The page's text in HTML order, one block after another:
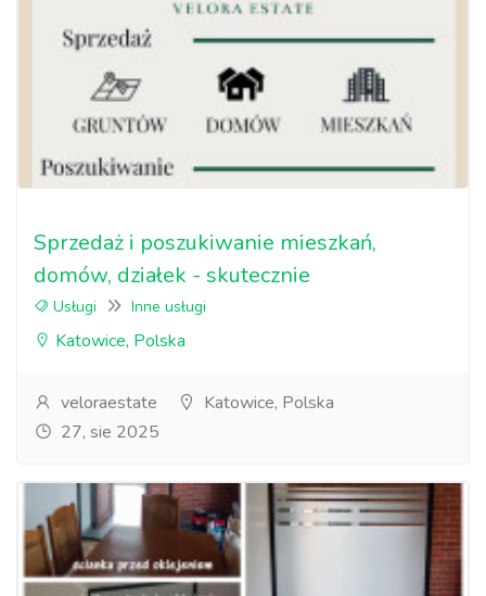
Sprzedaż i poszukiwanie mieszkań,
domów, działek - skutecznie
Usługi Inne usługi
Katowice, Polska
veloraestate
Katowice, Polska
27, sie 2025